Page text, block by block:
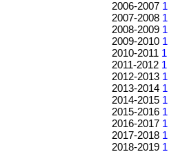
2006-2007 1
2007-2008 1
2008-2009 1
2009-2010 1
2010-2011 1
2011-2012 1
2012-2013 1
2013-2014 1
2014-2015 1
2015-2016 1
2016-2017 1
2017-2018 1
2018-2019 1